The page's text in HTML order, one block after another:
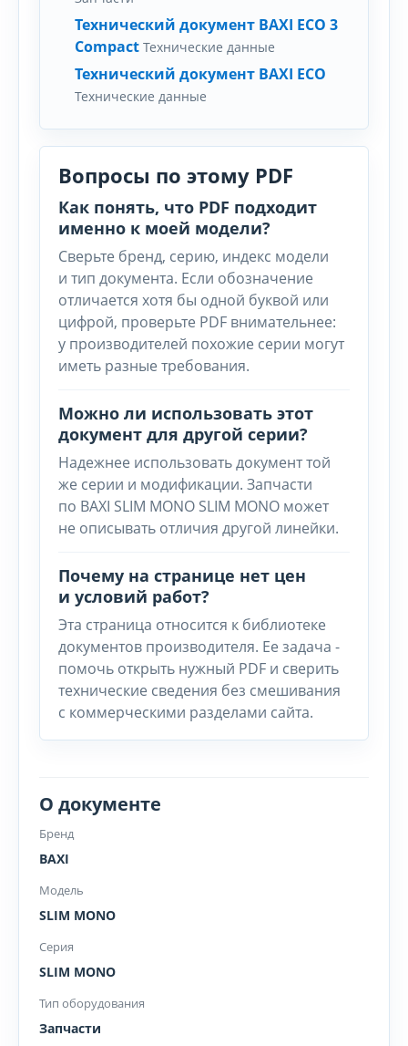
Технический документ BAXI ECO 3
Compact Технические данные
Технический документ BAXI ECO
Технические данные
Вопросы по этому PDF
Как понять, что PDF подходит
именно к моей модели?
Сверьте бренд, серию, индекс модели
и тип документа. Если обозначение
отличается хотя бы одной буквой или
цифрой, проверьте PDF внимательнее:
у производителей похожие серии могут
иметь разные требования.
Можно ли использовать этот
документ для другой серии?
Надежнее использовать документ той
же серии и модификации. Запчасти
по BAXI SLIM MONO SLIM MONO может
не описывать отличия другой линейки.
Почему на странице нет цен
и условий работ?
Эта страница относится к библиотеке
документов производителя. Ее задача -
помочь открыть нужный PDF и сверить
технические сведения без смешивания
с коммерческими разделами сайта.
О документе
Бренд
BAXI
Модель
SLIM MONO
Серия
SLIM MONO
Тип оборудования
Запчасти